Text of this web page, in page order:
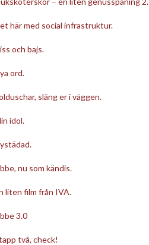
här med social infrastruktur.
och bajs.
ord.
släng er i väggen.
idol.
nu som kändis.
liten film från IVA.
3.0
två, check!